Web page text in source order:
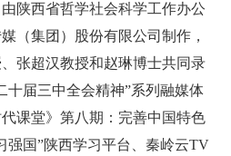
陕西省哲学社会科学工作办公
（集团）股份有限公司制作，
张超汉教授和赵琳博士共同录
十届三中全会精神”系列融媒体
课堂》第八期：完善中国特色
强国”陕西学习平台、秦岭云TV